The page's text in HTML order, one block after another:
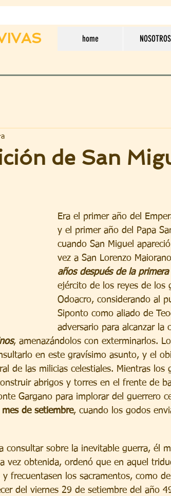
home NOSOTROS
de San
Era el primer año del
y el primer año del Papa
cuando San Miguel
vez a San Lorenzo
años después de la primera
ejército de los reyes de los
Odoacro, considerando al
Siponto como aliado de
adversario para alcanzar la
, amenazándolos con exterminarlos.
en este gravísimo asunto, y el
de las milicias celestiales. Mientras los
abrigos y torres en el frente de
Gargano para implorar del guerrero
de setiembre, cuando los godos
consultar sobre la inevitable guerra, él
vez obtenida, ordenó que en aquel
frecuentasen los sacramentos, como
del viernes 29 de setiembre del año